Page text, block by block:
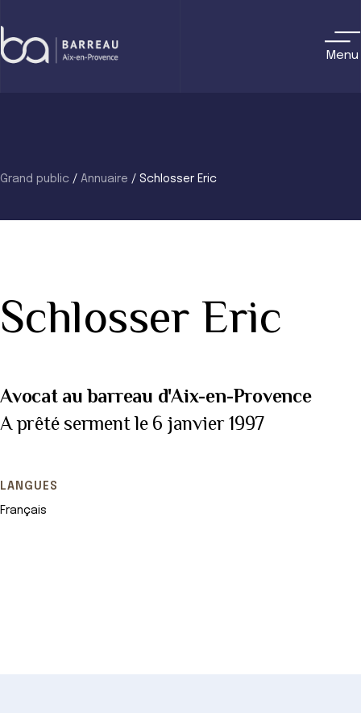
to
content
Menu
Grand public / Annuaire / Schlosser Eric
Schlosser Eric
Avocat au barreau d'Aix-en-Provence
A prêté serment le 6 janvier 1997
LANGUES
Français